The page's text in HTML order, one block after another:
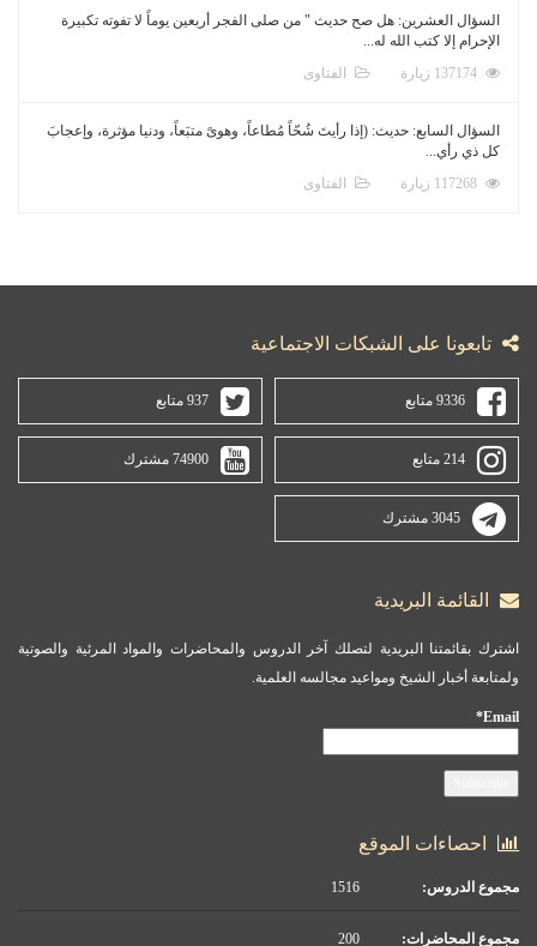
السؤال العشرين: هل صح حديث " من صلى الفجر أربعين يوماً لا تفوته تكبيرة
الإحرام إلا كتب الله له...
الفتاوى
السؤال السابع: حديث: (إذا رأيتَ شُحّاً مُطاعاً، وهوىً متبَعاً، ودنيا مؤثرة، وإعجابَ
كل ذي رأي...
الفتاوى
تابعونا على الشبكات الاجتماعية
9336 متابع 937 متابع
214 متابع 74900 مشترك
3045 مشترك
القائمة البريدية
اشترك بقائمتنا البريدية لتصلك آخر الدروس والمحاضرات والمواد المرئية والصوتية
ولمتابعة أخبار الشيخ ومواعيد مجالسه العلمية.
Email*
احصاءات الموقع
مجموع الدروس:
مجموع المحاضرات: